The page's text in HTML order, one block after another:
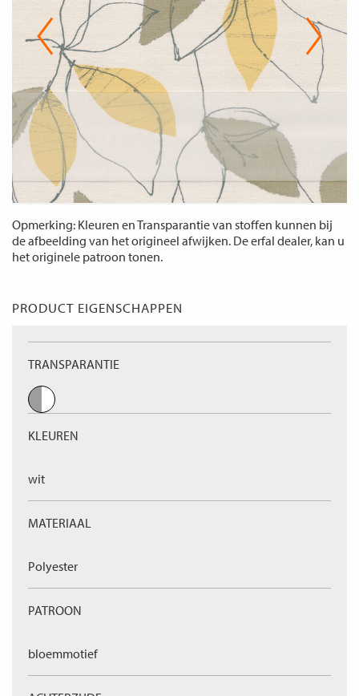
Opmerking: Kleuren en Transparantie van stoffen kunnen bij
de afbeelding van het origineel afwijken. De erfal dealer, kan u
het originele patroon tonen.
PRODUCT EIGENSCHAPPEN
TRANSPARANTIE
KLEUREN
wit
MATERIAAL
Polyester
PATROON
bloemmotief